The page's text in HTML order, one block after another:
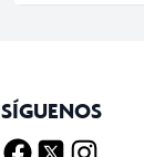
#Bar
#CDMX
SÍGUENOS